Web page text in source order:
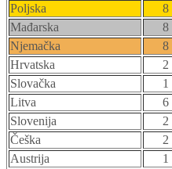
Poljska
8
Mađarska
8
Njemačka
8
Hrvatska
2
Slovačka
1
Litva
6
Slovenija
2
Češka
2
Austrija
1